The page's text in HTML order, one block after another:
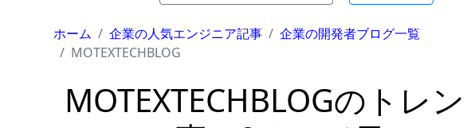
ホーム 企業の人気エンジニア記事
企業の開発者ブログ一覧
MOTEXTECHBLOG
MOTEXTECHBLOGのトレ